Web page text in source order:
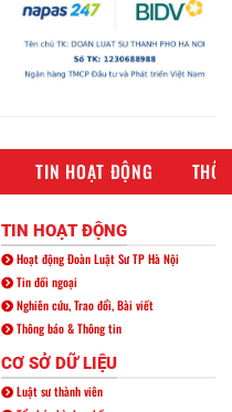
TIN HOẠT ĐỘNG
TIN HOẠT ĐỘNG
Hoạt động Đoàn Luật Sư TP Hà Nội
Tin đối ngoại
Nghiên cứu, Trao đổi, Bài viết
Thông báo & Thông tin
CƠ SỞ DỮ LIỆU
Luật sư thành viên